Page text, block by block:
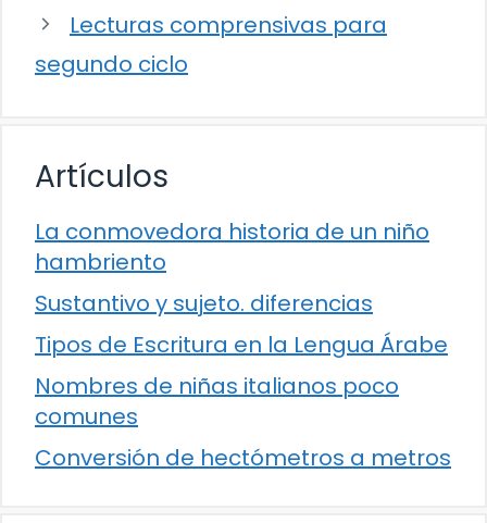
Lecturas comprensivas para
segundo ciclo
Artículos
La conmovedora historia de un niño
hambriento
Sustantivo y sujeto. diferencias
Tipos de Escritura en la Lengua Árabe
Nombres de niñas italianos poco
comunes
Conversión de hectómetros a metros